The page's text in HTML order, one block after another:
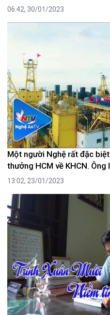
06:42, 30/01/2023
Một người Nghệ rất đặc
thưởng HCM về KHCN. Ông
13:02, 23/01/2023